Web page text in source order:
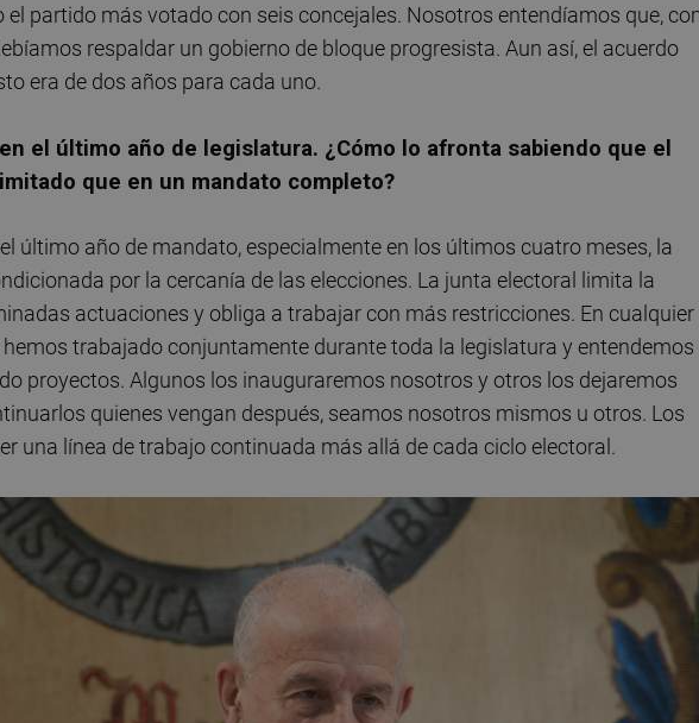
el partido más votado con seis concejales. Nosotros entendíamos que,
respaldar un gobierno de bloque progresista. Aun así, el acuerdo
era de dos años para cada uno.
el último año de legislatura. ¿Cómo lo afronta sabiendo que el
que en un mandato completo?
último año de mandato, especialmente en los últimos cuatro meses, la
por la cercanía de las elecciones. La junta electoral limita la
actuaciones y obliga a trabajar con más restricciones. En cualquier
trabajado conjuntamente durante toda la legislatura y entendemos
proyectos. Algunos los inauguraremos nosotros y otros los dejaremos
quienes vengan después, seamos nosotros mismos u otros. Los
una línea de trabajo continuada más allá de cada ciclo electoral.